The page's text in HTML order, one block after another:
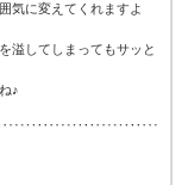
気に変えてくれますよ
溢してしまってもサッと
♪